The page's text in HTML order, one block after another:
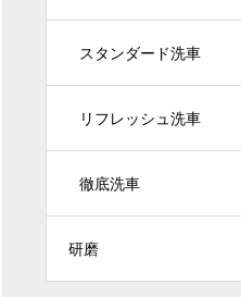
スタンダード洗車
リフレッシュ洗車
徹底洗車
研磨